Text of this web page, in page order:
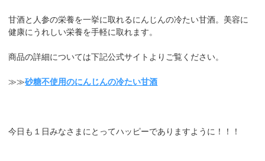
甘酒と人参の栄養を一挙に取れるにんじんの冷たい甘酒。美容に
健康にうれしい栄養を手軽に取れます。
商品の詳細については下記公式サイトよりご覧ください。
≫≫砂糖不使用のにんじんの冷たい甘酒
今日も１日みなさまにとってハッピーでありますように！！！